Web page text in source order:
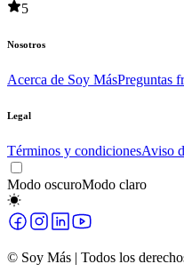
5
Nosotros
Acerca de Soy MásPreguntas
Legal
Términos y condicionesAviso
Modo oscuroModo claro
© Soy Más | Todos los